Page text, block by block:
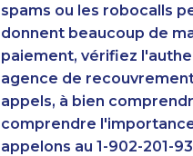
spams ou les robocalls
donnent beaucoup de
paiement, vérifiez
agence de
appels, à bien
comprendre
appelons au 1-902-201-